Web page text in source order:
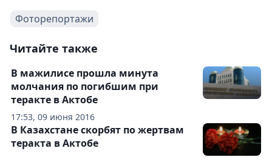
Фоторепортажи
Читайте также
17:53, 09 июня 2016
В мажилисе прошла минута
молчания по погибшим при
теракте в Актобе
В Казахстане скорбят по жертвам
теракта в Актобе